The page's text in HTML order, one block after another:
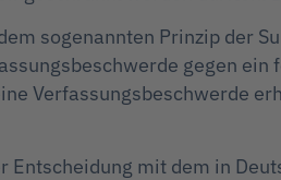
sogenannten Prinzip der
gegen ein
Verfassungsbeschwerde
mit dem in